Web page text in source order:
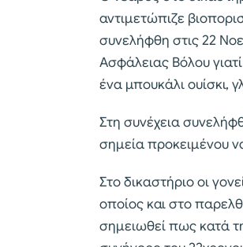
αντιμετώπιζε
συνελήφθη στις 22
Ασφάλειας Βόλου
ένα μπουκάλι ουίσκι,
Στη συνέχεια
σημεία προκειμένου
Στο δικαστήριο οι
οποίος και στο
σημειωθεί πως κατά